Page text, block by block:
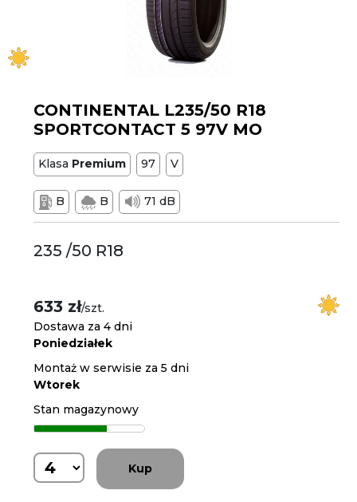
CONTINENTAL L235/50 R18
SPORTCONTACT 5 97V MO
Klasa Premium 97 V
B B 71 dB
235 /50 R18
633 zł/szt.
Dostawa za 4 dni
Poniedziałek
Montaż w serwisie za 5 dni
Wtorek
Stan magazynowy
Kup